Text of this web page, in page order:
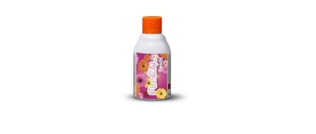
Monodiscuri profesionale